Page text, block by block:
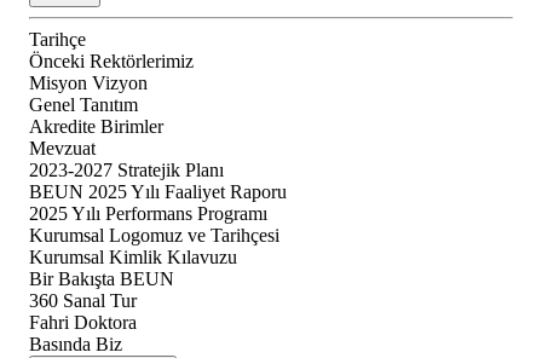
Tarihçe
Önceki Rektörlerimiz
Misyon Vizyon
Genel Tanıtım
Akredite Birimler
Mevzuat
2023-2027 Stratejik Planı
BEUN 2025 Yılı Faaliyet Raporu
2025 Yılı Performans Programı
Kurumsal Logomuz ve Tarihçesi
Kurumsal Kimlik Kılavuzu
Bir Bakışta BEUN
360 Sanal Tur
Fahri Doktora
Basında Biz